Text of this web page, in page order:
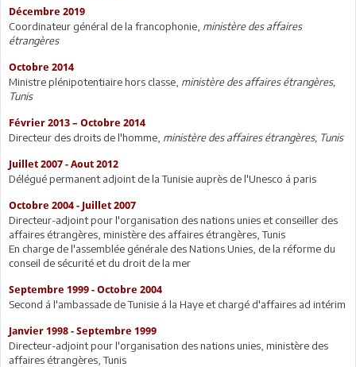
Décembre 2019
Coordinateur général de la francophonie, ministère des affaires
étrangères
Octobre 2014
Ministre plénipotentiaire hors classe, ministère des affaires étrangères,
Tunis
Février 2013 – Octobre 2014
Directeur des droits de l'homme, ministère des affaires étrangères, Tunis
Juillet 2007 - Aout 2012
Délégué permanent adjoint de la Tunisie auprès de l'Unesco á paris
Octobre 2004 - Juillet 2007
Directeur-adjoint pour l'organisation des nations unies et conseiller des
affaires étrangères, ministère des affaires étrangères, Tunis
En charge de l'assemblée générale des Nations Unies, de la réforme du
conseil de sécurité et du droit de la mer
Septembre 1999 - Octobre 2004
Second á l'ambassade de Tunisie á la Haye et chargé d'affaires ad intérim
Janvier 1998 - Septembre 1999
Directeur-adjoint pour l'organisation des nations unies, ministère des
affaires étrangères, Tunis